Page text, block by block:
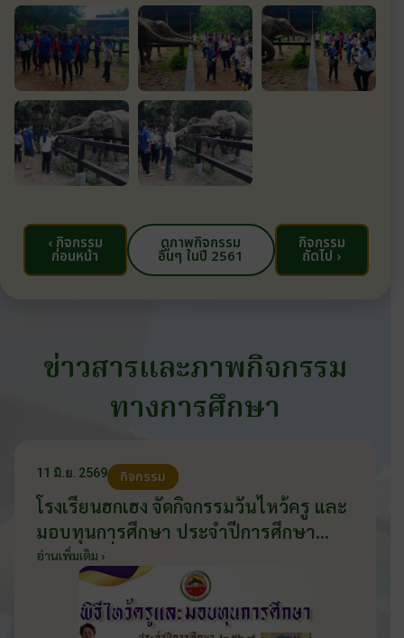
‹ กิจกรรม
ก่อนหน้า
ดูภาพกิจกรรม
อื่นๆ ในปี 2561
กิจกรรม
ถัดไป ›
ข่าวสารและภาพกิจกรรม
ทางการศึกษา
11 มิ.ย. 2569 กิจกรรม
โรงเรียนฮกเฮง จัดกิจกรรมวันไหว้ครู และ
มอบทุนการศึกษา ประจำปีการศึกษา
2569 วันที่ 11 มิถุนายน 2569
อ่านเพิ่มเติม ›